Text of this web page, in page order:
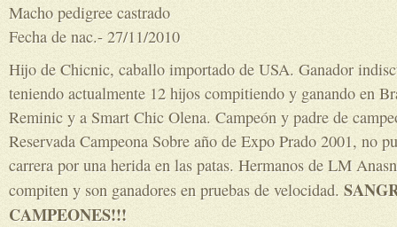
Macho pedigree castrado
Fecha de nac.- 27/11/2010
Hijo de Chicnic, caballo importado de USA. Ganador
teniendo actualmente 12 hijos compitiendo y ganando en
Reminic y a Smart Chic Olena. Campeón y padre de
Reservada Campeona Sobre año de Expo Prado 2001, no
carrera por una herida en las patas. Hermanos de LM
compiten y son ganadores en pruebas de velocidad.
CAMPEONES!!!